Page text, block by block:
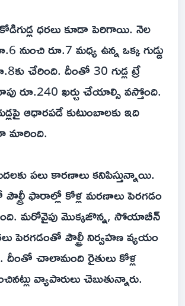
ధరలు కూడా పెరిగాయి. నెల
నుంచి రూ.7 మధ్య ఉన్న ఒక్క గుడ్డు
చేరింది. దీంతో 30 గుడ్ల ట్రే
రూ.240 ఖర్చు చేయాల్సి వస్తోంది.
ఆధారపడే కుటుంబాలకు ఇది
మారింది.
పలు కారణాలు కనిపిస్తున్నాయి.
ఫారాల్లో కోళ్ల మరణాలు పెరగడం
మరోవైపు మొక్కజొన్న, సోయాబీన్‌
పెరగడంతో పౌల్ట్రీ నిర్వహణ వ్యయం
దీంతో చాలామంది రైతులు కోళ్ల
వ్యాపారులు చెబుతున్నారు.